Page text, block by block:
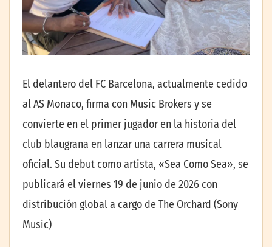
El delantero del FC Barcelona, actualmente cedido
al AS Monaco, firma con Music Brokers y se
convierte en el primer jugador en la historia del
club blaugrana en lanzar una carrera musical
oficial. Su debut como artista, «Sea Como Sea», se
publicará el viernes 19 de junio de 2026 con
distribución global a cargo de The Orchard (Sony
Music)